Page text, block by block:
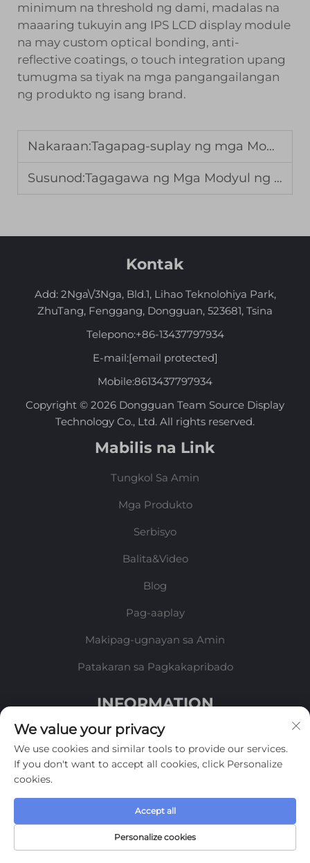
minimum na threshold ng dami, madalas na
maaaring tukuyin ang IPS LCD display module
na may custom optical bonding, anti-
reflective coatings, o touch integration upang
tumugma sa tiyak na mga pangangailangan
ng produkto ng isang brand.
Nakaraan:Tagapag-suplay ng mga Modyul ng Display na IPS LCD para sa Propesyonal na Larawan
Susunod:Tagagawa ng Mga Modyul ng Display na IPS LCD para sa Napakahusay na Pagkakatumpak ng Kulay
Kontak
Add: 2Nga\/3Nga, Bld.1, Lihao Teknolohiya Park,
ZhuTang, Fenggang, Dongguan, 523681, Tsina
Telepono:+86-13437797934
E-mail:[email protected]
Mobile:8613437797934
Copyright © 2026 Dongguan Team Source Display
Technology Co., Ltd. All rights reserved.
Mabilis na Link
Tungkol Sa Amin
Mga Produkto
Serbisyo
Balita&Video
Blog
Pag-aaplay
Makipag-ugnayan sa Amin
Patakaran sa Pagkakapribado
INFORMATION
Mag-sign up upang makatanggap ng aming
lingguhang newsletter
Isumite
We value your privacy
We use cookies and similar tools to provide our services.
If you don't want to accept all cookies, click Personalize
cookies.
Personalize cookies
Accept all